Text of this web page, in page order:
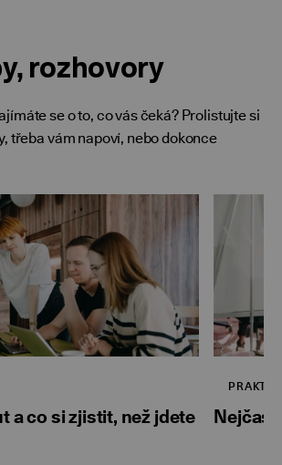
rozhovory
se o to, co vás čeká? Prolistujte si
třeba vám napoví, nebo dokonce
a co si zjistit, než jdete